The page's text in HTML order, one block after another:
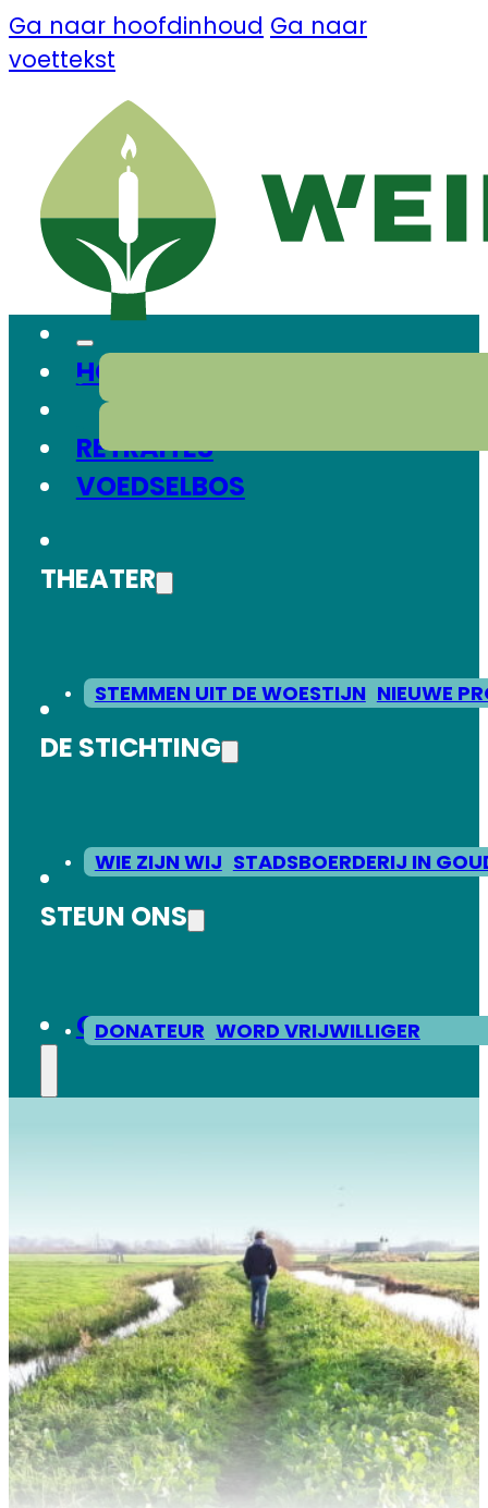
Ga naar hoofdinhoud Ga naar
voettekst
HOME
RETRAITES
VOEDSELBOS
THEATER
STEMMEN UIT DE WOESTIJN NIEUWE
DE STICHTING
WIE ZIJN WIJ STADSBOERDERIJ IN
STEUN ONS
DONATEUR WORD VRIJWILLIGER
CONTACT